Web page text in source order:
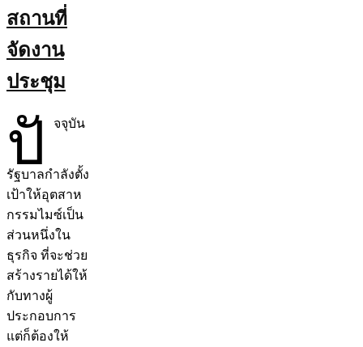
สถานที่
จัดงาน
ประชุม
ปั จจุบัน
รัฐบาลกำลังตั้ง
เป้าให้อุตสาห
กรรมไมซ์เป็น
ส่วนหนึ่งใน
ธุรกิจ ที่จะช่วย
สร้างรายได้ให้
กับทางผู้
ประกอบการ
แต่ก็ต้องให้